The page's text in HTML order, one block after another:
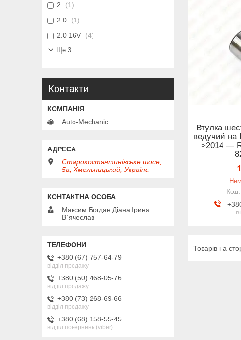
Втулка
ведучий на
>2014 —
2
1
2.0
1
2.0 16V
4
Ще 3
Контакти
Auto-Mechanic
Старокостянтинівське шосе,
5а, Хмельницький, Україна
Максим Богдан Діана Ірина
В`ячеслав
+380 (67) 757-64-79
відділ продажу
+380 (50) 468-05-76
відділ продажу
+380 (73) 268-69-66
відділ продажу
+380 (68) 158-55-45
відділ повернень (viber)